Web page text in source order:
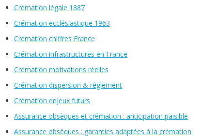
Crémation légale 1887
Crémation ecclésiastique 1963
Crémation chiffres France
Crémation infrastructures en France
Crémation motivations réelles
Crémation dispersion & règlement
Crémation enjeux futurs
Assurance obsèques et crémation : anticipation paisible
Assurance obsèques : garanties adaptées à la crémation